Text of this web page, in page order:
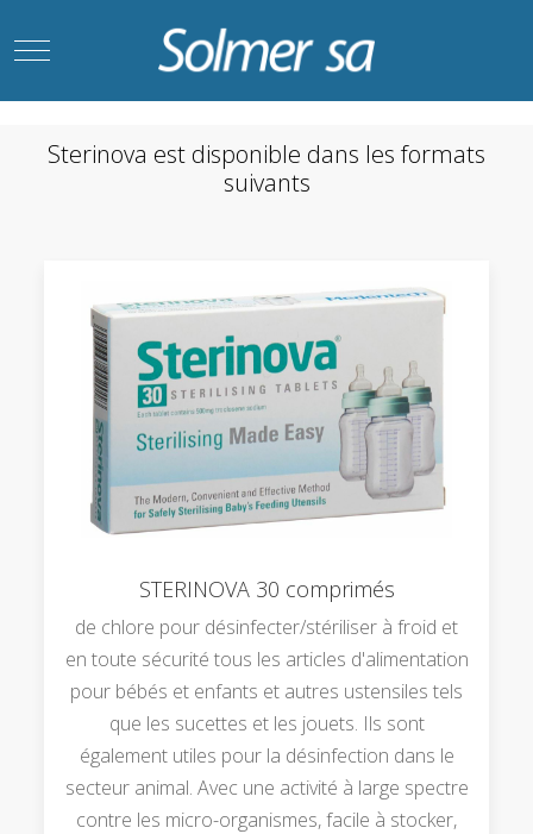
Mobile Menu Toggle
Sterinova est disponible dans les formats
suivants
STERINOVA 30 comprimés
de chlore pour désinfecter/stériliser à froid et
en toute sécurité tous les articles d'alimentation
pour bébés et enfants et autres ustensiles tels
que les sucettes et les jouets. Ils sont
également utiles pour la désinfection dans le
secteur animal. Avec une activité à large spectre
contre les micro-organismes, facile à stocker,